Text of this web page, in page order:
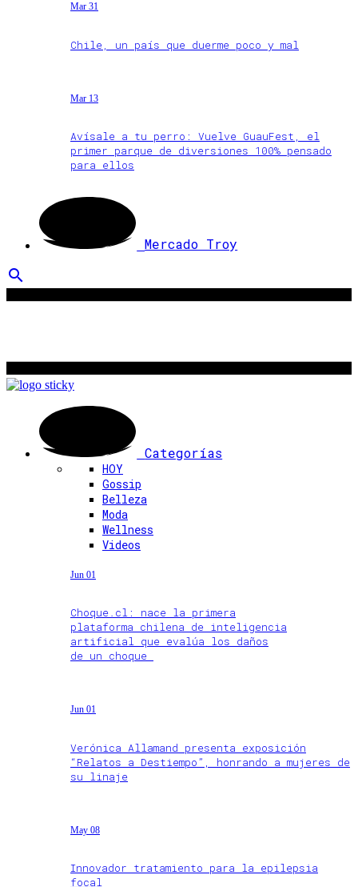
Mar 31
Chile, un país que duerme poco y mal
Mar 13
Avísale a tu perro: Vuelve GuauFest, el
primer parque de diversiones 100% pensado
para ellos
Mercado Troy
search
Categorías
HOY
Gossip
Belleza
Moda
Wellness
Videos
Jun 01
Choque.cl: nace la primera
plataforma chilena de inteligencia
artificial que evalúa los daños
de un choque
Jun 01
Verónica Allamand presenta exposición
“Relatos a Destiempo”, honrando a mujeres de
su linaje
May 08
Innovador tratamiento para la epilepsia
focal